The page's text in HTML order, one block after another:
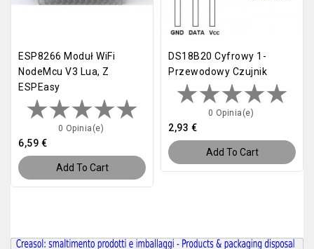
ESP8266 Moduł WiFi
NodeMcu V3 Lua, Z
ESPEasy
0 Opinia(e)
6,59 €
Add To Cart
DS18B20 Cyfrowy 1-
Przewodowy Czujnik
0 Opinia(e)
2,93 €
Add To Cart